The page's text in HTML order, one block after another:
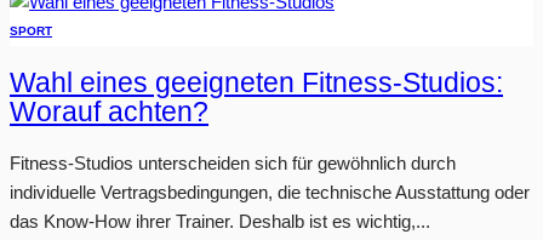
SPORT
Wahl eines geeigneten Fitness-Studios:
Worauf achten?
Fitness-Studios unterscheiden sich für gewöhnlich durch
individuelle Vertragsbedingungen, die technische Ausstattung oder
das Know-How ihrer Trainer. Deshalb ist es wichtig,...